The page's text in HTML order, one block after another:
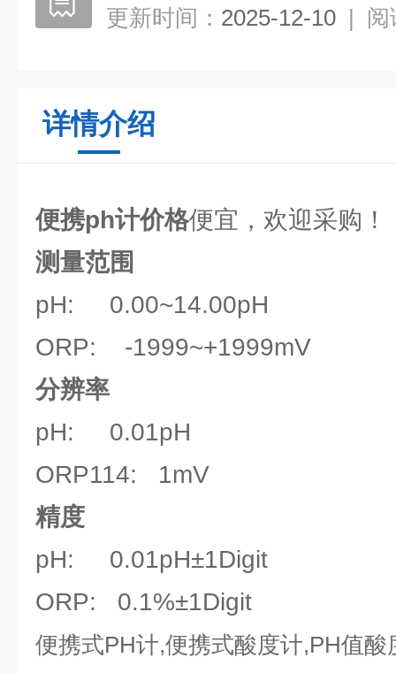
更新时间： 2025-12-10 | 阅
详情介绍
便携ph计价格便宜，欢迎采购！
测量范围
pH: 0.00~14.00pH
ORP: -1999~+1999mV
分辨率
pH: 0.01pH
ORP114: 1mV
精度
pH: 0.01pH±1Digit
ORP: 0.1%±1Digit
便携式PH计,便携式酸度计,PH值酸